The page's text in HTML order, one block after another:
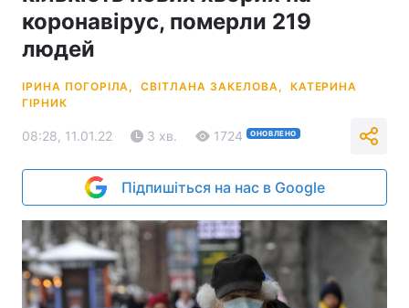
коронавірус, померли 219
людей
ІРИНА ПОГОРІЛА, СВІТЛАНА ЗАКЕЛОВА,
КАТЕРИНА
ГІРНИК
08:28, 11.01.22 3 хв. 1724 ОНОВЛЕНО
Підпишіться на нас в Google